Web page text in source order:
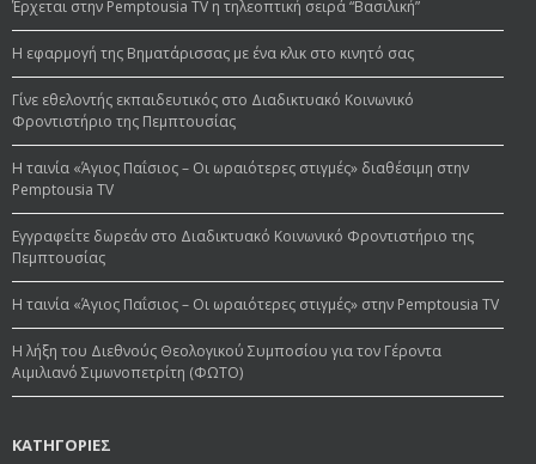
Έρχεται στην Pemptousia TV η τηλεοπτική σειρά “Βασιλική”
Η εφαρμογή της Βηματάρισσας με ένα κλικ στο κινητό σας
Γίνε εθελοντής εκπαιδευτικός στο Διαδικτυακό Κοινωνικό
Φροντιστήριο της Πεμπτουσίας
Η ταινία «Άγιος Παΐσιος – Οι ωραιότερες στιγμές» διαθέσιμη στην
Pemptousia TV
Εγγραφείτε δωρεάν στο Διαδικτυακό Κοινωνικό Φροντιστήριο της
Πεμπτουσίας
Η ταινία «Άγιος Παΐσιος – Οι ωραιότερες στιγμές» στην Pemptousia TV
Η λήξη του Διεθνούς Θεολογικού Συμποσίου για τον Γέροντα
Αιμιλιανό Σιμωνοπετρίτη (ΦΩΤΟ)
ΚΑΤΗΓΟΡΙΕΣ